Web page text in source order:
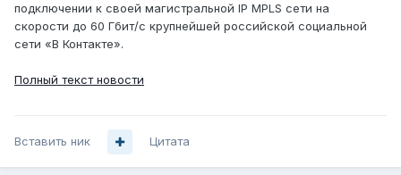
подключении к своей магистральной IP MPLS сети на
скорости до 60 Гбит/с крупнейшей российской социальной
сети «В Контакте».
Полный текст новости
Вставить ник Цитата